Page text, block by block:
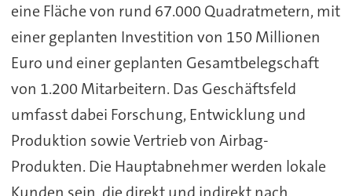
eine Fläche von rund 67.000 Quadratmetern, mit
einer geplanten Investition von 150 Millionen
Euro und einer geplanten Gesamtbelegschaft
von 1.200 Mitarbeitern. Das Geschäftsfeld
umfasst dabei Forschung, Entwicklung und
Produktion sowie Vertrieb von Airbag-
Produkten. Die Hauptabnehmer werden lokale